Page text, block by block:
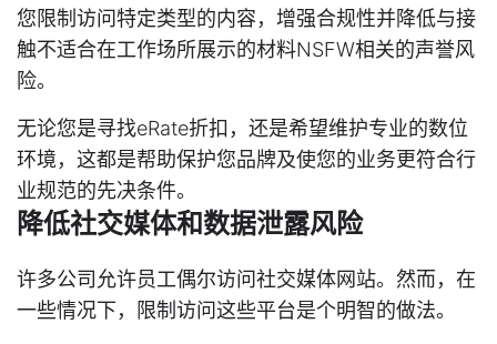
您限制访问特定类型的内容，增强合规性并降低与接
触不适合在工作场所展示的材料NSFW相关的声誉风
险。
无论您是寻找eRate折扣，还是希望维护专业的数位
环境，这都是帮助保护您品牌及使您的业务更符合行
业规范的先决条件。
降低社交媒体和数据泄露风险
许多公司允许员工偶尔访问社交媒体网站。然而，在
一些情况下，限制访问这些平台是个明智的做法。